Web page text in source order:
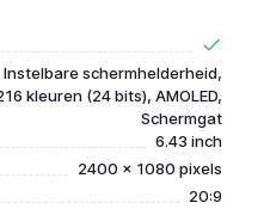
Instelbare schermhelderheid,
kleuren (24 bits), AMOLED,
Schermgat
6.43 inch
2400 x 1080 pixels
20:9